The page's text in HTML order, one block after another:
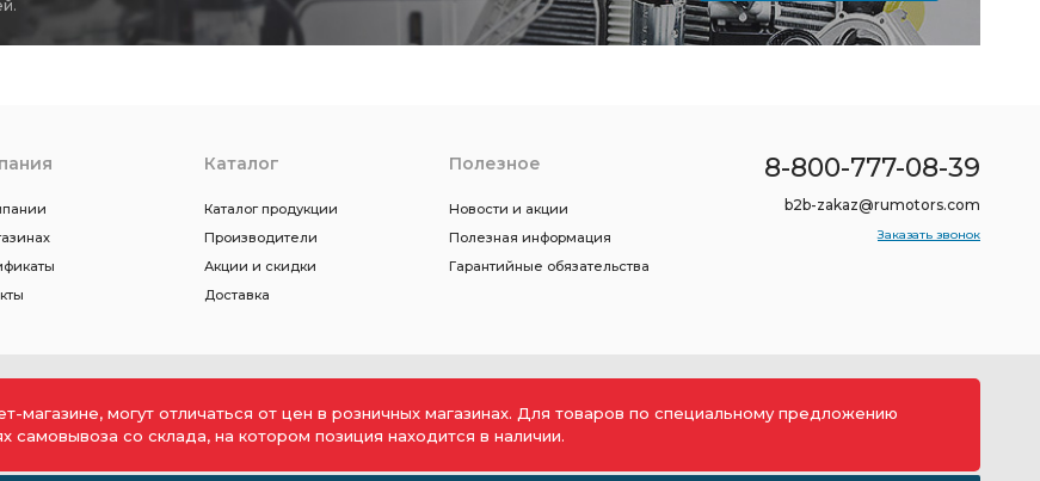
Каталог
Каталог продукции
Производители
Акции и скидки
Доставка
Полезное
Новости и акции
Полезная информация
Гарантийные обязательства
8-800-777-08-39
b2b-zakaz@rumotors.com
Заказать звонок
магазине, могут отличаться от цен в розничных магазинах. Для товаров по специальному предложению
самовывоза со склада, на котором позиция находится в наличии.